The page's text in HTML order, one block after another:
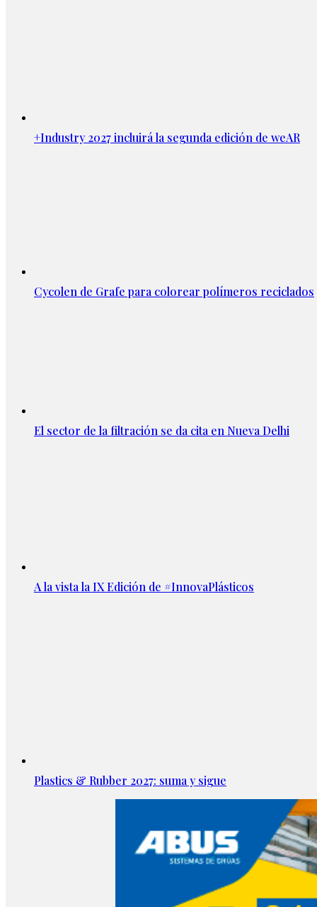
+Industry 2027 incluirá la segunda edición de weAR
Cycolen de Grafe para colorear polímeros reciclados
El sector de la filtración se da cita en Nueva Delhi
A la vista la IX Edición de #InnovaPlásticos
Plastics & Rubber 2027: suma y sigue